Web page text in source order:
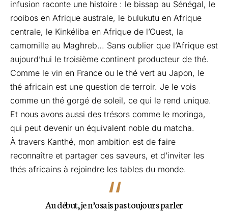
infusion raconte une histoire : le bissap au Sénégal, le
rooibos en Afrique australe, le bulukutu en Afrique
centrale, le Kinkéliba en Afrique de l’Ouest, la
camomille au Maghreb… Sans oublier que l’Afrique est
aujourd’hui le troisième continent producteur de thé.
Comme le vin en France ou le thé vert au Japon, le
thé africain est une question de terroir. Je le vois
comme un thé gorgé de soleil, ce qui le rend unique.
Et nous avons aussi des trésors comme le moringa,
qui peut devenir un équivalent noble du matcha.
À travers Kanthé, mon ambition est de faire
reconnaître et partager ces saveurs, et d’inviter les
thés africains à rejoindre les tables du monde.
Au début, je n’osais pas toujours parler